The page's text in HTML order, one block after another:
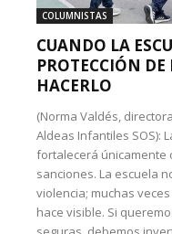
COLUMNISTAS
CUANDO LA
PROTECCIÓN
HACERLO
(Norma Valdés,
Aldeas Infantiles SOS):
fortalecerá únicamente
sanciones. La escuela
violencia; muchas
hace visible. Si